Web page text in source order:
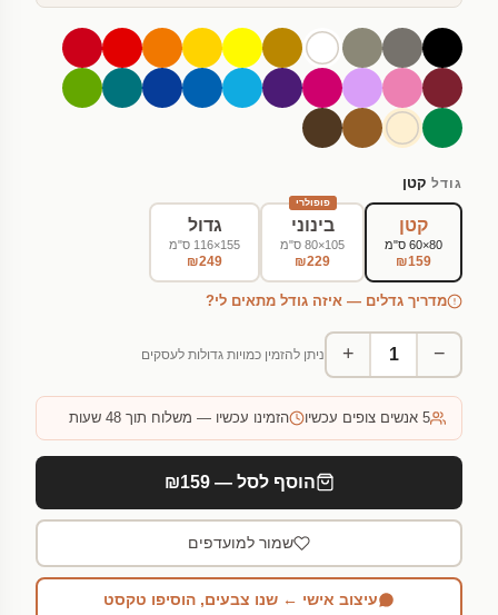
גודל קטן
קטן
80×60 ס"מ
₪159
פופולרי
בינוני
105×80 ס"מ
₪229
גדול
155×116 ס"מ
₪249
מדריך גדלים — איזה גודל מתאים לי?
−
+ ניתן להזמין כמויות גדולות לעסקים
5 אנשים צופים עכשיו הזמינו עכשיו — משלוח תוך 48 שעות
הוסף לסל — ₪159
שמור למועדפים
עיצוב אישי ← שנו צבעים, הוסיפו טקסט